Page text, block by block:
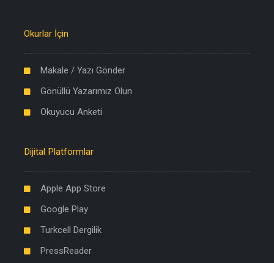
Okurlar İçin
Makale / Yazı Gönder
Gönüllü Yazarımız Olun
Okuyucu Anketi
Dijital Platformlar
Apple App Store
Google Play
Turkcell Dergilik
PressReader